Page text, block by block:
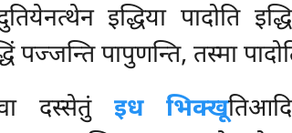
इद्धिया पादोति
पापुणन्ति, तस्मा
दस्सेतुं इध भिक्खू